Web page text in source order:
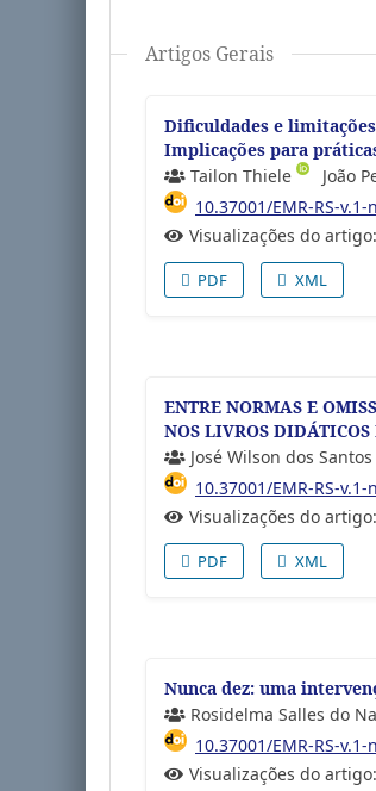
Artigos Gerais
Dificuldades e
Implicações para
Tailon Thiele
João
10.37001/EMR-RS-
Visualizações do
PDF XML
ENTRE NORMAS E
NOS LIVROS
José Wilson dos Santos
10.37001/EMR-RS-
Visualizações do
PDF XML
Nunca dez: uma
Rosidelma Salles do
10.37001/EMR-RS-v.1-
Visualizações do